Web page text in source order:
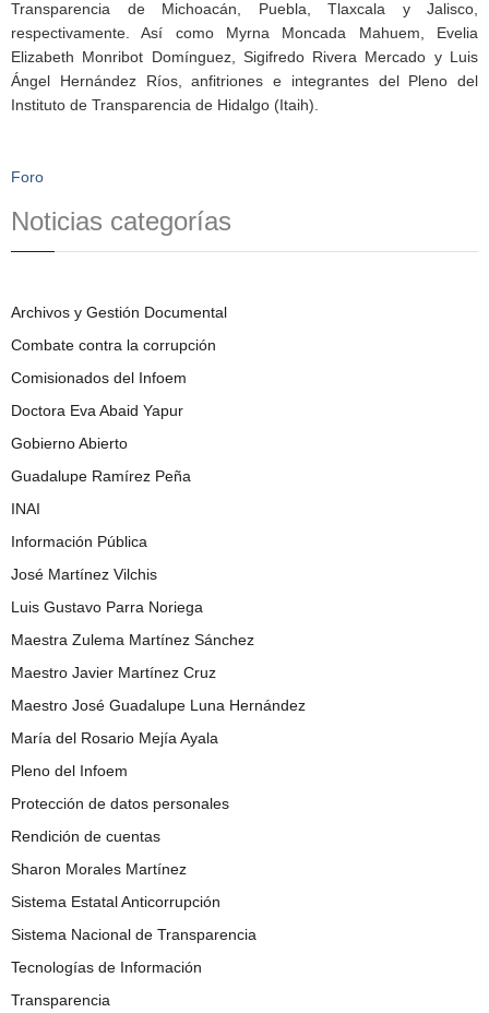
Transparencia de Michoacán, Puebla, Tlaxcala y Jalisco,
respectivamente. Así como Myrna Moncada Mahuem, Evelia
Elizabeth Monribot Domínguez, Sigifredo Rivera Mercado y Luis
Ángel Hernández Ríos, anfitriones e integrantes del Pleno del
Instituto de Transparencia de Hidalgo (Itaih).
Foro
Noticias categorías
Archivos y Gestión Documental
Combate contra la corrupción
Comisionados del Infoem
Doctora Eva Abaid Yapur
Gobierno Abierto
Guadalupe Ramírez Peña
INAI
Información Pública
José Martínez Vilchis
Luis Gustavo Parra Noriega
Maestra Zulema Martínez Sánchez
Maestro Javier Martínez Cruz
Maestro José Guadalupe Luna Hernández
María del Rosario Mejía Ayala
Pleno del Infoem
Protección de datos personales
Rendición de cuentas
Sharon Morales Martínez
Sistema Estatal Anticorrupción
Sistema Nacional de Transparencia
Tecnologías de Información
Transparencia